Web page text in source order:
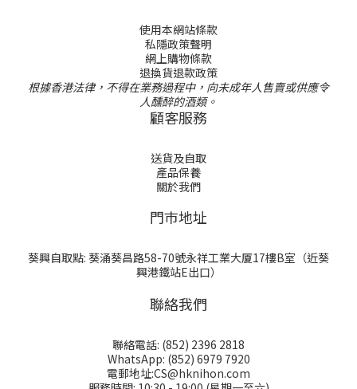
使用本網站條款
私隱政策聲明
網上購物條款
退換貨退款政策
根據香港法律，不得在業務過程中，向未成年人售賣或供應令
人醺醉的酒類。
顧客服務
送貨及自取
產品保養
關於我們
門巿地址
葵興自取點: 葵涌葵昌路58-70號永祥工業大厦17樓B室（近葵
興港鐵站E出口）
聯絡我們
聯絡電話: (852) 2396 2818
WhatsApp: (852) 6979 7920
電郵地址:CS@hknihon.com